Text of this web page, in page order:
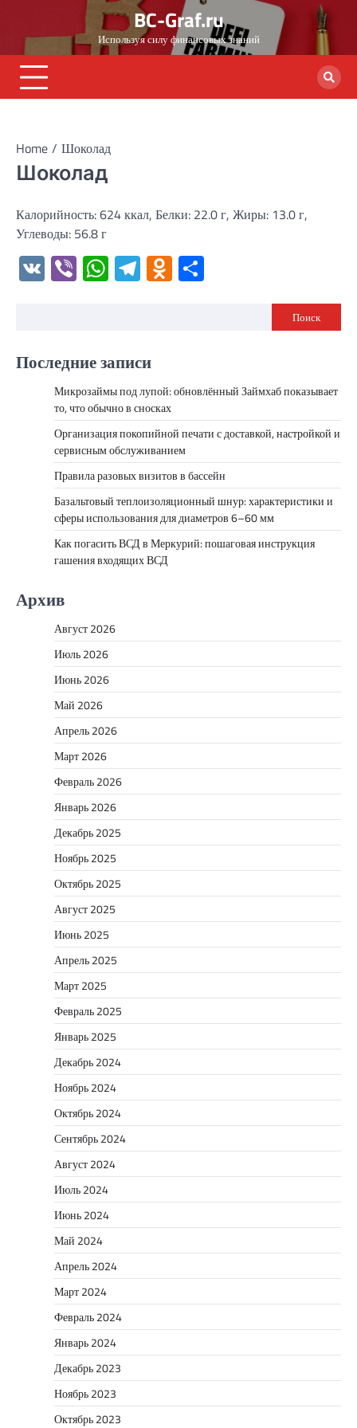
content
BC-Graf.ru
Используя силу финансовых знаний
Home Шоколад
Шоколад
Калорийность: 624 ккал, Белки: 22.0 г, Жиры: 13.0 г,
Углеводы: 56.8 г
VK ViberWhatsApp
Telegram
Odnoklassniki
Поиск
Последние записи
Микрозаймы под лупой: обновлённый Займхаб показывает
то, что обычно в сносках
Организация покопийной печати с доставкой, настройкой и
сервисным обслуживанием
Правила разовых визитов в бассейн
Базальтовый теплоизоляционный шнур: характеристики и
сферы использования для диаметров 6–60 мм
Как погасить ВСД в Меркурий: пошаговая инструкция
гашения входящих ВСД
Архив
Август 2026
Июль 2026
Июнь 2026
Май 2026
Апрель 2026
Март 2026
Февраль 2026
Январь 2026
Декабрь 2025
Ноябрь 2025
Октябрь 2025
Август 2025
Июнь 2025
Апрель 2025
Март 2025
Февраль 2025
Январь 2025
Декабрь 2024
Ноябрь 2024
Октябрь 2024
Сентябрь 2024
Август 2024
Июль 2024
Июнь 2024
Май 2024
Апрель 2024
Март 2024
Февраль 2024
Январь 2024
Декабрь 2023
Ноябрь 2023
Октябрь 2023